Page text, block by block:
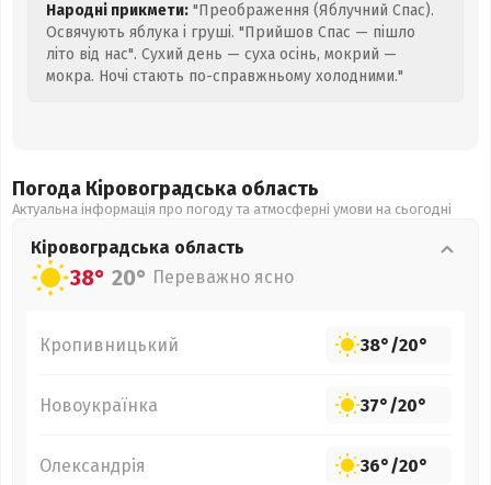
Народні прикмети: "Преображення (Яблучний Спас).
Освячують яблука і груші. "Прийшов Спас — пішло
літо від нас". Сухий день — суха осінь, мокрий —
мокра. Ночі стають по-справжньому холодними."
Погода Кіровоградська область
Актуальна інформація про погоду та атмосферні умови на сьогодні
Кіровоградська область
38° 20° Переважно ясно
Кропивницький 38°/20°
Новоукраїнка 37°/20°
Олександрія 36°/20°